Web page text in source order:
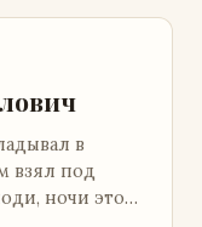
в
взял под
ночи этой